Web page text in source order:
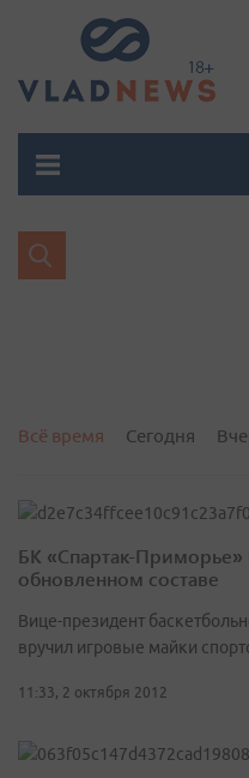
Всё время Сегодня
БК «Спартак-Приморье»
обновленном составе
Вице-президент
вручил игровые майки
11:33, 2 октября 2012